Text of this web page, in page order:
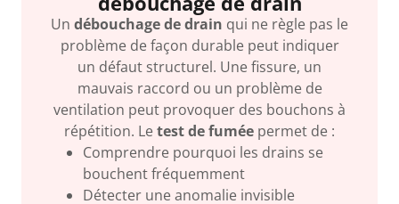
Un débouchage de drain qui ne règle pas le
problème de façon durable peut indiquer
un défaut structurel. Une fissure, un
mauvais raccord ou un problème de
ventilation peut provoquer des bouchons à
répétition. Letest de fumée permet de :
Comprendre pourquoi les drains se
bouchent fréquemment
Détecter une anomalie invisible